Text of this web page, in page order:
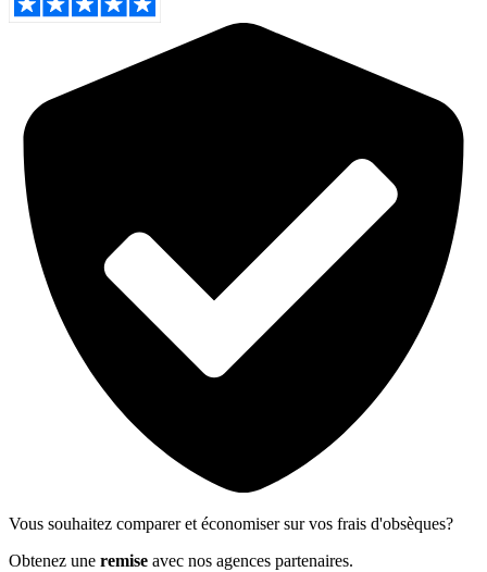
Vous souhaitez comparer et économiser sur vos frais d'obsèques?
Obtenez une remise avec nos agences partenaires.